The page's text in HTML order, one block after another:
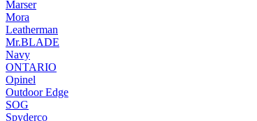
Marser
Mora
Leatherman
Mr.BLADE
Navy
ONTARIO
Opinel
Outdoor Edge
SOG
Spyderco